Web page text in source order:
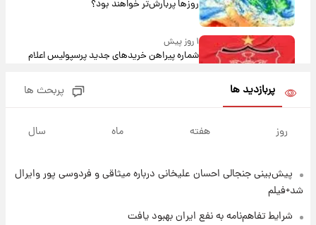
روزها پربارش‌تر خواهند بود؟
۱ روز پیش
شماره پیراهن خریدهای جدید پرسپولیس اعلام
شد+فیلم
۱ روز پیش
پربازدید ها پربحث ها
روز هفته ماه سال
پیش‌بینی جنجالی احسان علیخانی درباره میثاقی و فردوسی پور وایرال
شد+فیلم
شرایط تفاهم‌نامه به نفع ایران بهبود یافت